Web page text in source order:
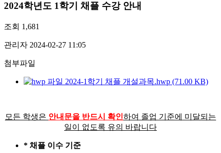
2024학년도 1학기 채플 수강 안내
조회 1,681
관리자 2024-02-27 11:05
첨부파일
2024-1학기 채플 개설과목.hwp (71.00 KB)
모든 학생은 안내문을 반드시 확인하여 졸업 기준에 미달되는
일이 없도록 유의 바랍니다
* 채플 이수 기준